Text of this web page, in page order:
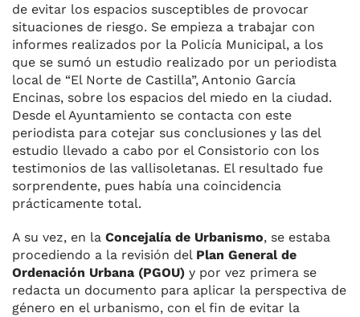
de evitar los espacios susceptibles de provocar
situaciones de riesgo. Se empieza a trabajar con
informes realizados por la Policía Municipal, a los
que se sumó un estudio realizado por un periodista
local de “El Norte de Castilla”, Antonio García
Encinas, sobre los espacios del miedo en la ciudad.
Desde el Ayuntamiento se contacta con este
periodista para cotejar sus conclusiones y las del
estudio llevado a cabo por el Consistorio con los
testimonios de las vallisoletanas. El resultado fue
sorprendente, pues había una coincidencia
prácticamente total.
A su vez, en la Concejalía de Urbanismo, se estaba
procediendo a la revisión del Plan General de
Ordenación Urbana (PGOU) y por vez primera se
redacta un documento para aplicar la perspectiva de
género en el urbanismo, con el fin de evitar la